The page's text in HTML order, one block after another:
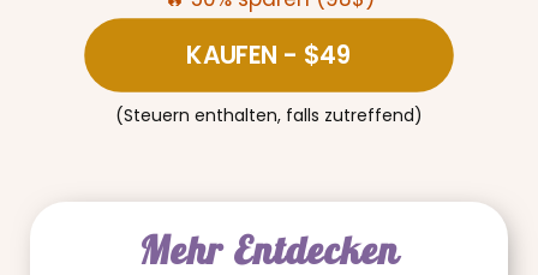
KAUFEN - $49
(Steuern enthalten, falls zutreffend)
Mehr Entdecken